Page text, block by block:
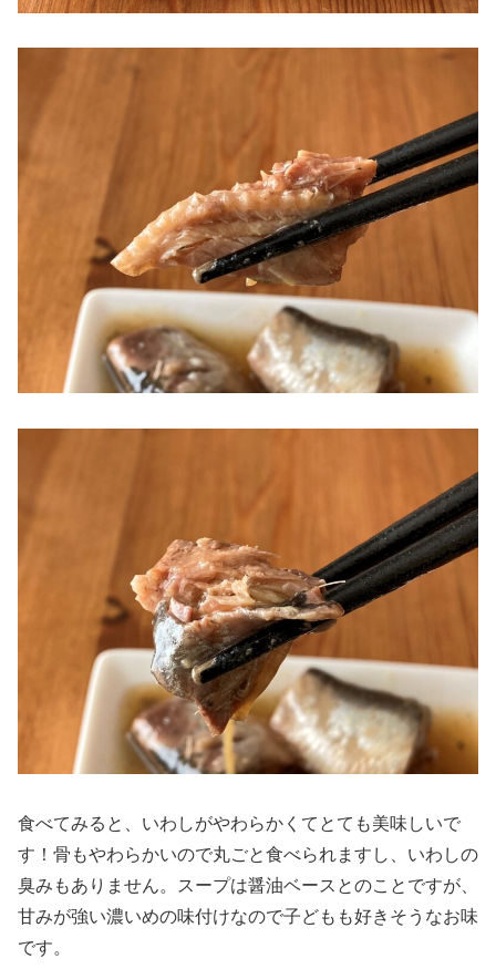
食べてみると、いわしがやわらかくてとても美味しいで
す！骨もやわらかいので丸ごと食べられますし、いわしの
臭みもありません。スープは醤油ベースとのことですが、
甘みが強い濃いめの味付けなので子どもも好きそうなお味
です。